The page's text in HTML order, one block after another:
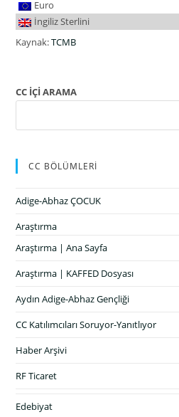
Euro
İngiliz Sterlini
Kaynak:TCMB
CC İÇİ ARAMA
CC BÖLÜMLERİ
Adige-Abhaz ÇOCUK
Araştırma
Araştırma | Ana Sayfa
Araştırma | KAFFED Dosyası
Aydın Adige-Abhaz Gençliği
CC Katılımcıları Soruyor-Yanıtlıyor
Haber Arşivi
RF Ticaret
Edebiyat